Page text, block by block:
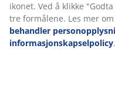
ikonet. Ved å klikke
tre formålene. Les mer
behandler
informasjonskapselpolicy.